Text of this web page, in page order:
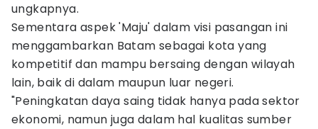
ungkapnya.
Sementara aspek 'Maju' dalam visi pasangan ini
menggambarkan Batam sebagai kota yang
kompetitif dan mampu bersaing dengan wilayah
lain, baik di dalam maupun luar negeri.
"Peningkatan daya saing tidak hanya pada sektor
ekonomi, namun juga dalam hal kualitas sumber